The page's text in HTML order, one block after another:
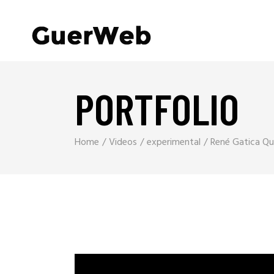
PORTFOLIO
Home Videos experimental René Gatica